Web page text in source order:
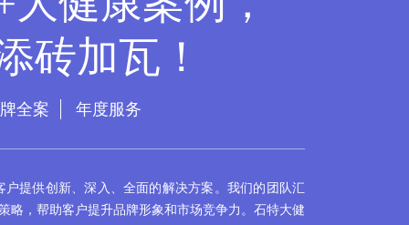
砖加瓦！
全案 年度服务
提供创新、深入、全面的解决方案。我们的团队汇
略，帮助客户提升品牌形象和市场竞争力。石特大健